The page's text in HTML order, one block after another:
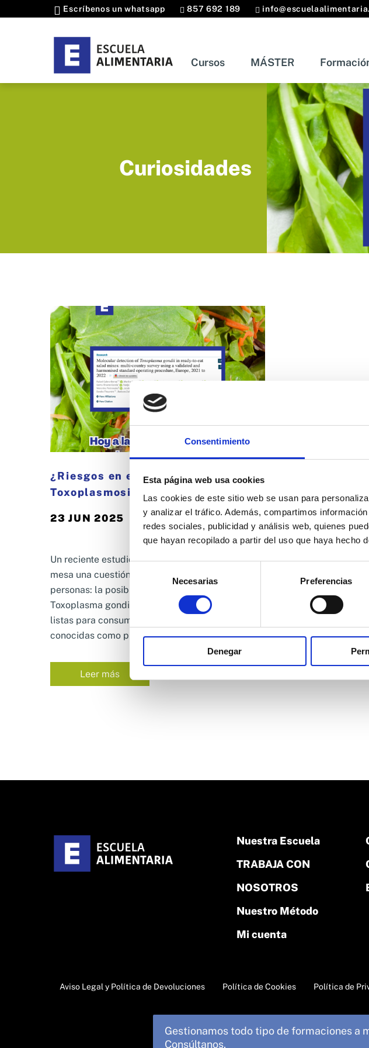
Consentimiento
Esta página web usa cookies
Las cookies de este sitio web se usan para
y analizar el tráfico. Además, compartimos
redes sociales, publicidad y análisis web, quienes
que hayan recopilado a partir del uso que haya hecho
consentimiento
Necesarias Preferencias
Denegar
Escríbenos un whatsapp 857 692 189
Cursos MÁSTER
MÁSTER
Curiosidades
¿Riesgos en ensaladas de bolsa?
Toxoplasmosis y Embarazo
23 JUN 2025
Un reciente estudio europeo ha puesto sobre la
mesa una cuestión que preocupa a muchas
personas: la posible presencia del parásito
Toxoplasma gondii en las ensaladas de bolsa
listas para consumir. Este tipo de ensaladas,
conocidas como productos de cuarta ...
Leer más
Nuestra Escuela
TRABAJA CON
NOSOTROS
Nuestro Método
Mi cuenta
Aviso Legal y Política de Devoluciones Política de Cookies Política de
Gestionamos todo tipo de formaciones a
Consúltanos.